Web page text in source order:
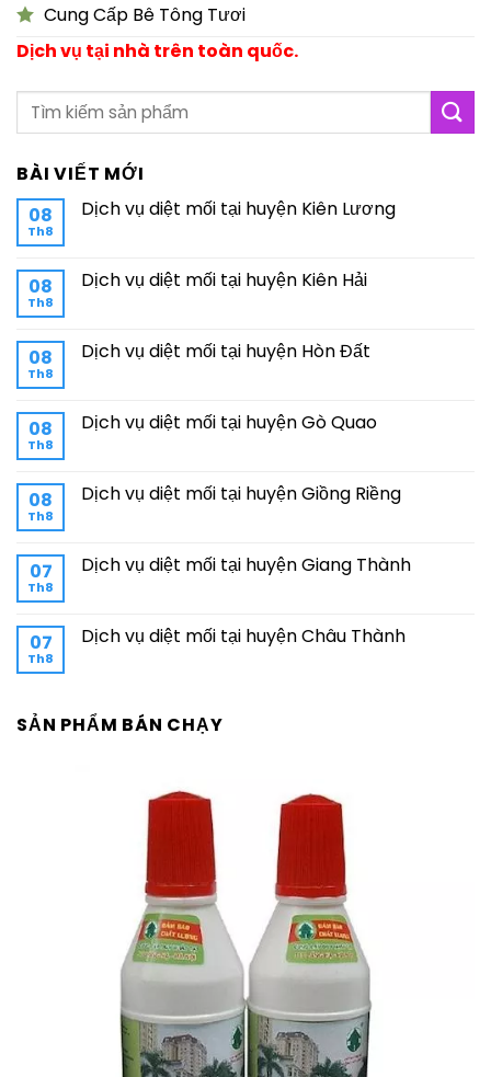
Cung Cấp Bê Tông Tươi
Dịch vụ tại nhà trên toàn quốc.
BÀI VIẾT MỚI
08
Th8
Dịch vụ diệt mối tại huyện Kiên Lương
08
Th8
Dịch vụ diệt mối tại huyện Kiên Hải
08
Th8
Dịch vụ diệt mối tại huyện Hòn Đất
08
Th8
Dịch vụ diệt mối tại huyện Gò Quao
08
Th8
Dịch vụ diệt mối tại huyện Giồng Riềng
07
Th8
Dịch vụ diệt mối tại huyện Giang Thành
07
Th8
Dịch vụ diệt mối tại huyện Châu Thành
SẢN PHẨM BÁN CHẠY